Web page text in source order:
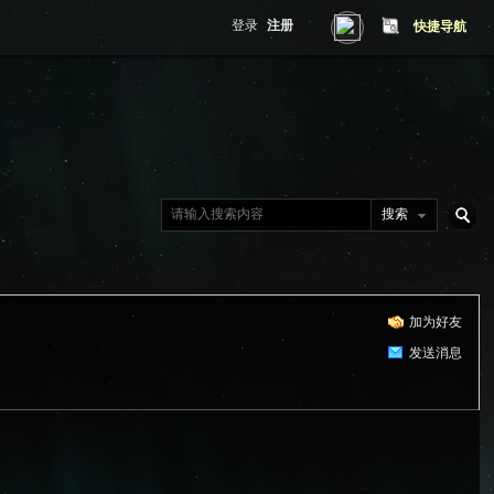
快捷导航
登录 注册
搜索
加为好友
发送消息